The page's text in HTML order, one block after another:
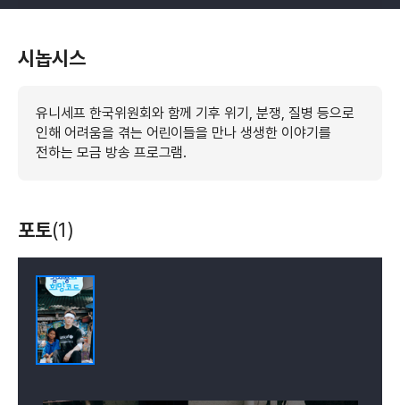
시놉시스
유니세프 한국위원회와 함께 기후 위기, 분쟁, 질병 등으로
인해 어려움을 겪는 어린이들을 만나 생생한 이야기를
전하는 모금 방송 프로그램.
포토(1)